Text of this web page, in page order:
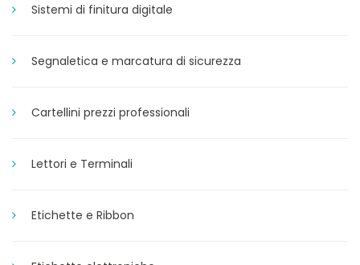
Sistemi di finitura digitale
Segnaletica e marcatura di sicurezza
Cartellini prezzi professionali
Lettori e Terminali
Etichette e Ribbon